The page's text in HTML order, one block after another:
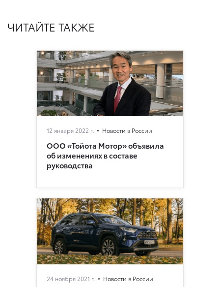
ЧИТАЙТЕ ТАКЖЕ
12 января 2022 г. Новости в России
ООО «Тойота Мотор» объявила
об изменениях в составе
руководства
24 ноября 2021 г. Новости в России